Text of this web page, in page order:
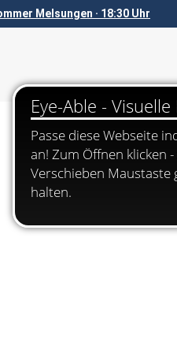
Melsungen · 18:30 Uhr